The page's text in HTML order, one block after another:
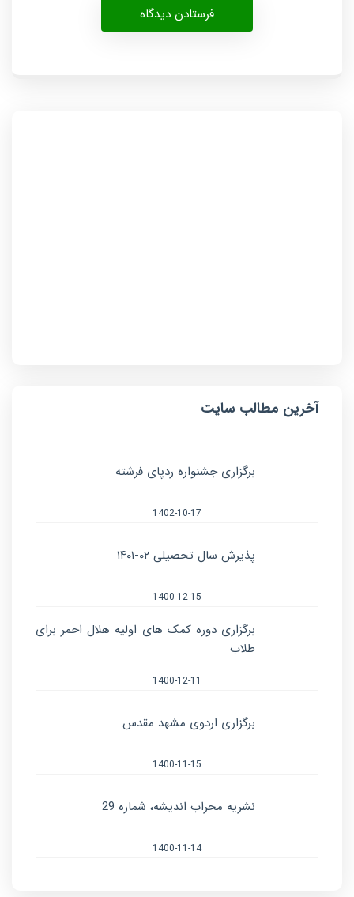
آخرین مطالب سایت
برگزاری جشنواره ردپای فرشته
1402-10-17
پذیرش سال تحصیلی ۰۲-۱۴۰۱
1400-12-15
برگزاری دوره کمک های اولیه هلال احمر برای
طلاب
1400-12-11
برگزاری اردوی مشهد مقدس
1400-11-15
نشریه محراب اندیشه، شماره 29
1400-11-14